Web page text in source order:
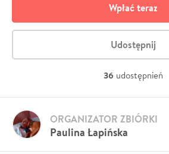
Wpłać teraz
Udostępnij
36 udostępnień
Paulina Łapińska
ORGANIZATOR ZBIÓRKI